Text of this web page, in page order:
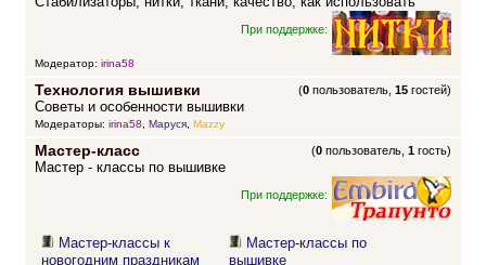
При поддержке:
Модератор: irina58
Технология вышивки (0 пользователь,15 гостей)
Советы и особенности вышивки
Модераторы: irina58, Маруся, Mazzy
Мастер-класс (0 пользователь,1 гость)
Мастер - классы по вышивке
При поддержке:
Мастер-классы к
новогодним праздникам
Мастер-классы по
вышивке